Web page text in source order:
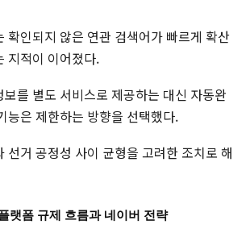
확인되지 않은 연관 검색어가 빠르게 확산
지적이 이어졌다.
를 별도 서비스로 제공하는 대신 자동완
능은 제한하는 방향을 선택했다.
선거 공정성 사이 균형을 고려한 조치로 해
랫폼 규제 흐름과 네이버 전략